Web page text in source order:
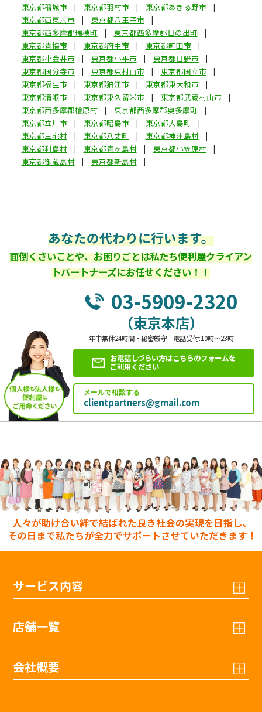
東京都稲城市
東京都羽村市
東京都あきる野市
東京都西東京市
東京都八王子市
東京都西多摩郡瑞穂町
東京都西多摩郡日の出町
東京都青梅市
東京都府中市
東京都町田市
東京都小金井市
東京都小平市
東京都日野市
東京都国分寺市
東京都東村山市
東京都国立市
東京都福生市
東京都狛江市
東京都東大和市
東京都清瀬市
東京都東久留米市
東京都武蔵村山市
東京都西多摩郡檜原村
東京都西多摩郡奥多摩町
東京都立川市
東京都昭島市
東京都大島町
東京都三宅村
東京都八丈町
東京都神津島村
東京都利島村
東京都青ヶ島村
東京都小笠原村
東京都御蔵島村
東京都新島村
あなたの代わりに行います。
面倒くさいことや、お困りごとは私たち便利屋クライアン
トパートナーズにお任せください！！
03-5909-2320
（東京本店）
年中無休24時間・秘密厳守 電話受付:10時～23時
お電話しづらい方はこちらのフォームを
ご利用ください
メールで相談する
clientpartners@gmail.com
サービス内容
店舗一覧
会社概要